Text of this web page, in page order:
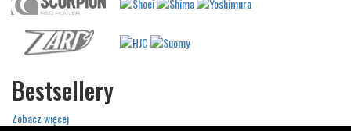
Bestsellery
Zobacz więcej